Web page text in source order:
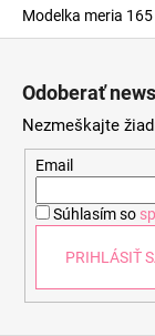
Modelka meria
Odoberať
Nezmeškajte
Email
Súhlasím so
PRIHLÁSIŤ